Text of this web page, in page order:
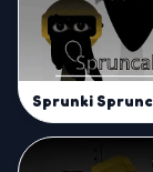
Sprunki